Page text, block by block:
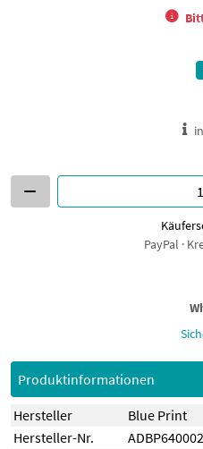
PayPal ·
Produktinformationen
Hersteller
Blue Print
Hersteller-Nr.
ADBP640002